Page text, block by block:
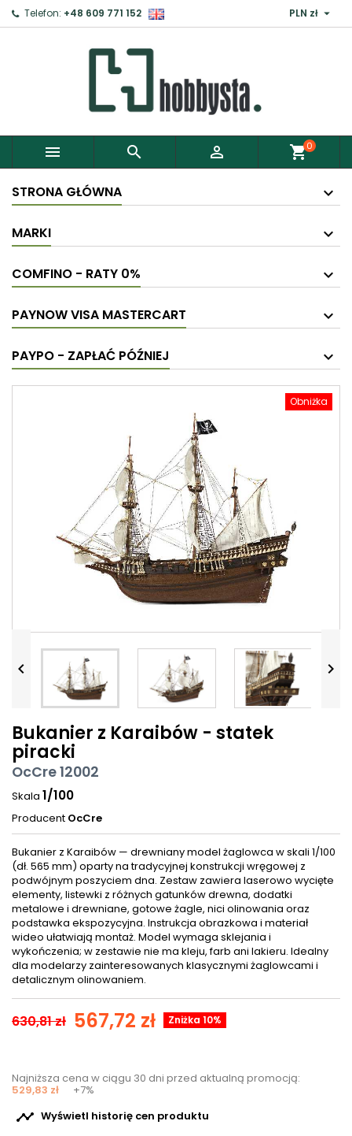
Telefon: +48 609 771 152 PLN zł 
   shopping_cart0
STRONA GŁÓWNA
MARKI
COMFINO - RATY 0%
PAYNOW VISA MASTERCART
PAYPO - ZAPŁAĆ PÓŹNIEJ
Obniżka
 
Bukanier z Karaibów - statek
piracki
OcCre 12002
Skala 1/100
Producent OcCre
Bukanier z Karaibów — drewniany model żaglowca w skali 1/100
(dł. 565 mm) oparty na tradycyjnej konstrukcji wręgowej z
podwójnym poszyciem dna. Zestaw zawiera laserowo wycięte
elementy, listewki z różnych gatunków drewna, dodatki
metalowe i drewniane, gotowe żagle, nici olinowania oraz
podstawka ekspozycyjna. Instrukcja obrazkowa i materiał
wideo ułatwiają montaż. Model wymaga sklejania i
wykończenia; w zestawie nie ma kleju, farb ani lakieru. Idealny
dla modelarzy zainteresowanych klasycznymi żaglowcami i
detalicznym olinowaniem.
630,81 zł 567,72 zł Zniżka 10%
Najniższa cena w ciągu 30 dni przed aktualną promocją:
529,83 zł +7%
 Wyświetl historię cen produktu